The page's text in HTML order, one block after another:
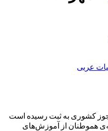
عربی
کشوری به ثبت رسیده است
هموطنان از آموزش‌های